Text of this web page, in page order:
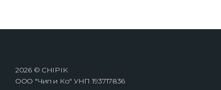
2026 © CHIPIK
ООО "Чип и Ко" УНП 193717836